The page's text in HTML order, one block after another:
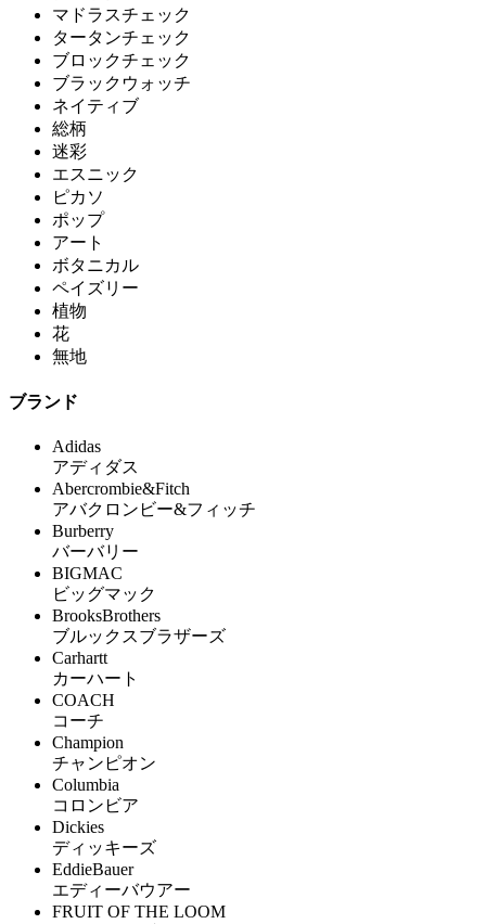
マドラスチェック
タータンチェック
ブロックチェック
ブラックウォッチ
ネイティブ
総柄
迷彩
エスニック
ピカソ
ポップ
アート
ボタニカル
ペイズリー
植物
花
無地
ブランド
Adidas
アディダス
Abercrombie&Fitch
アバクロンビー&フィッチ
Burberry
バーバリー
BIGMAC
ビッグマック
BrooksBrothers
ブルックスブラザーズ
Carhartt
カーハート
COACH
コーチ
Champion
チャンピオン
Columbia
コロンビア
Dickies
ディッキーズ
EddieBauer
エディーバウアー
FRUIT OF THE LOOM